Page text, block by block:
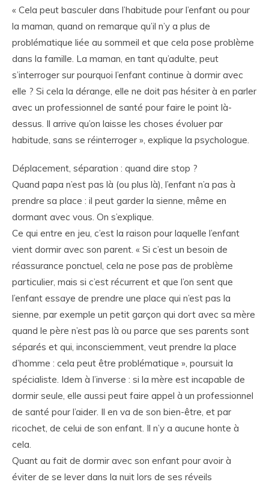
« Cela peut basculer dans l’habitude pour l’enfant ou pour
la maman, quand on remarque qu’il n’y a plus de
problématique liée au sommeil et que cela pose problème
dans la famille. La maman, en tant qu’adulte, peut
s’interroger sur pourquoi l’enfant continue à dormir avec
elle ? Si cela la dérange, elle ne doit pas hésiter à en parler
avec un professionnel de santé pour faire le point là-
dessus. Il arrive qu’on laisse les choses évoluer par
habitude, sans se réinterroger », explique la psychologue.
Déplacement, séparation : quand dire stop ?
Quand papa n’est pas là (ou plus là), l’enfant n’a pas à
prendre sa place : il peut garder la sienne, même en
dormant avec vous. On s’explique.
Ce qui entre en jeu, c’est la raison pour laquelle l’enfant
vient dormir avec son parent. « Si c’est un besoin de
réassurance ponctuel, cela ne pose pas de problème
particulier, mais si c’est récurrent et que l’on sent que
l’enfant essaye de prendre une place qui n’est pas la
sienne, par exemple un petit garçon qui dort avec sa mère
quand le père n’est pas là ou parce que ses parents sont
séparés et qui, inconsciemment, veut prendre la place
d’homme : cela peut être problématique », poursuit la
spécialiste. Idem à l’inverse : si la mère est incapable de
dormir seule, elle aussi peut faire appel à un professionnel
de santé pour l’aider. Il en va de son bien-être, et par
ricochet, de celui de son enfant. Il n’y a aucune honte à
cela.
Quant au fait de dormir avec son enfant pour avoir à
éviter de se lever dans la nuit lors de ses réveils